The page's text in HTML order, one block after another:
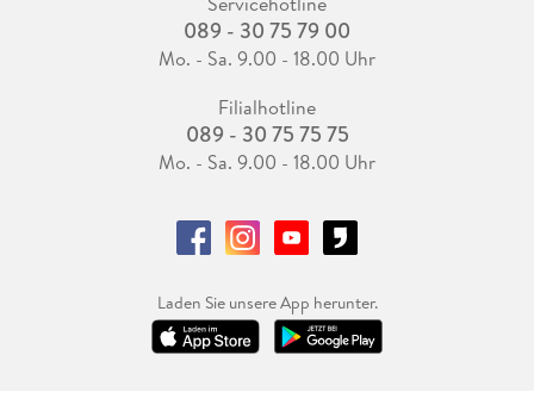
089 - 30 75 79 00
Mo. - Sa. 9.00 - 18.00 Uhr
Filialhotline
089 - 30 75 75 75
Mo. - Sa. 9.00 - 18.00 Uhr
Laden Sie unsere App herunter.